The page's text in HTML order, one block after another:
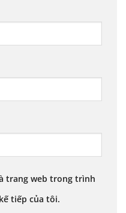
trang web trong trình
tiếp của tôi.